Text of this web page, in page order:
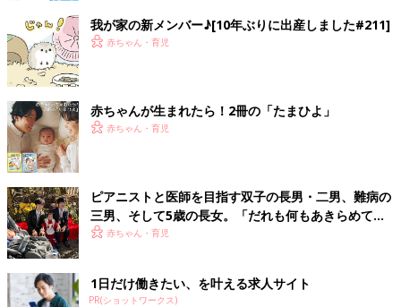
我が家の新メンバー♪[10年ぶりに出産しました#211]
赤ちゃん・育児
赤ちゃんが生まれたら！2冊の「たまひよ」
赤ちゃん・育児
ピアニストと医師を目指す双子の長男・二男、難病の
三男、そして5歳の長女。「だれも何もあきらめてほ
しくない」母の思い
赤ちゃん・育児
1日だけ働きたい、を叶える求人サイト
PR(ショットワークス)